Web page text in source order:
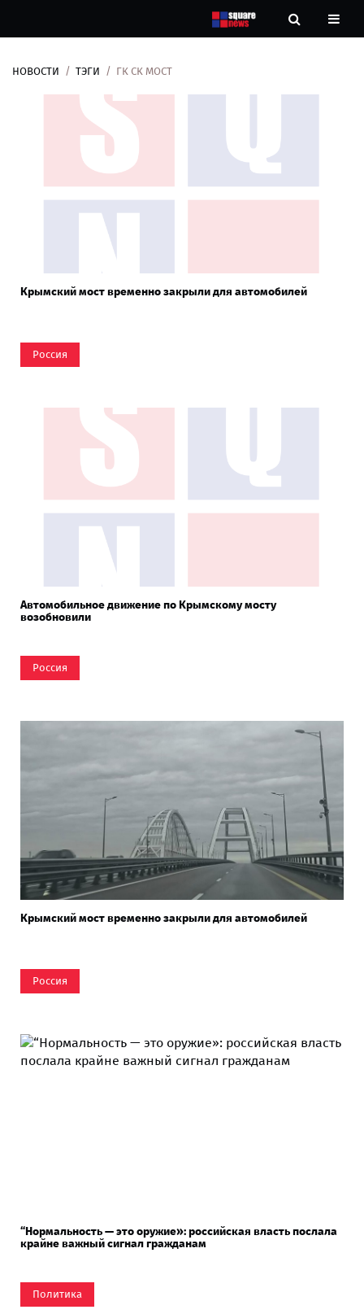
НОВОСТИ ТЭГИ ГК СК МОСТ
Крымский мост временно закрыли для автомобилей
Россия
Автомобильное движение по Крымскому мосту
возобновили
Россия
Крымский мост временно закрыли для автомобилей
Россия
“Нормальность — это оружие»: российская власть послала
крайне важный сигнал гражданам
Политика